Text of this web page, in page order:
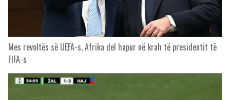
Mes revoltës së UEFA-s, Afrika del hapur në krah të presidentit të
FIFA-s